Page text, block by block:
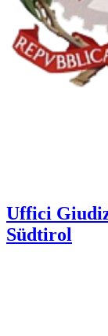
Uffici
Südtirol